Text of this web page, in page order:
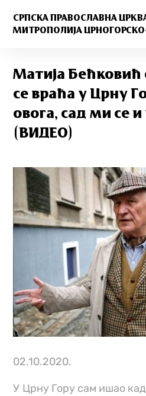
СРПСКА ПРАВОСЛАВНА
МИТРОПОЛИЈА
Матија Бећковић
се враћа у Црну
овога, сад ми се
(ВИДЕО)
02.10.2020.
У Црну Гору сам ишао